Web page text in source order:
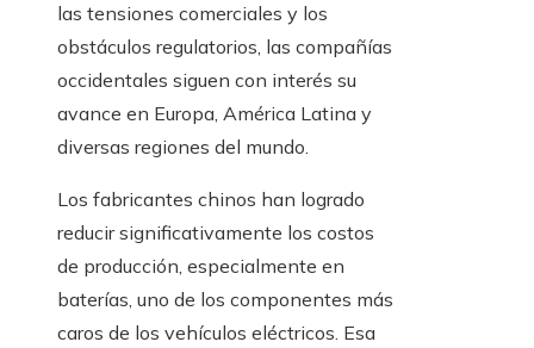
las tensiones comerciales y los
obstáculos regulatorios, las compañías
occidentales siguen con interés su
avance en Europa, América Latina y
diversas regiones del mundo.
Los fabricantes chinos han logrado
reducir significativamente los costos
de producción, especialmente en
baterías, uno de los componentes más
caros de los vehículos eléctricos. Esa